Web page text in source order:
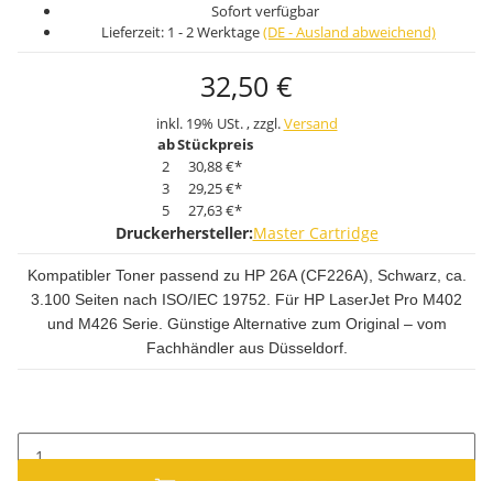
Sofort verfügbar
Lieferzeit: 1 - 2 Werktage(DE - Ausland abweichend)
32,50 €
inkl. 19% USt. , zzgl.Versand
abStückpreis
2
30,88 €*
3
29,25 €*
5
27,63 €*
Druckerhersteller:Master Cartridge
Kompatibler Toner passend zu HP 26A (CF226A), Schwarz, ca.
3.100 Seiten nach ISO/IEC 19752. Für HP LaserJet Pro M402
und M426 Serie. Günstige Alternative zum Original – vom
Fachhändler aus Düsseldorf.